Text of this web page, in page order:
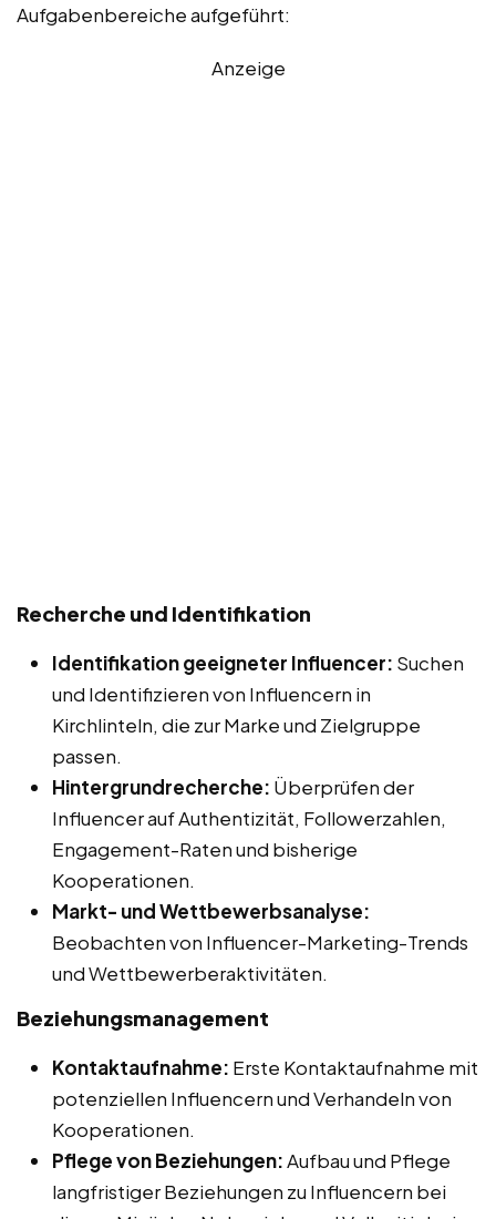
Aufgabenbereiche aufgeführt:
Anzeige
Recherche und Identifikation
Identifikation geeigneter Influencer: Suchen
und Identifizieren von Influencern in
Kirchlinteln, die zur Marke und Zielgruppe
passen.
Hintergrundrecherche: Überprüfen der
Influencer auf Authentizität, Followerzahlen,
Engagement-Raten und bisherige
Kooperationen.
Markt- und Wettbewerbsanalyse:
Beobachten von Influencer-Marketing-Trends
und Wettbewerberaktivitäten.
Beziehungsmanagement
Kontaktaufnahme: Erste Kontaktaufnahme mit
potenziellen Influencern und Verhandeln von
Kooperationen.
Pflege von Beziehungen:Aufbau und Pflege
langfristiger Beziehungen zu Influencern bei